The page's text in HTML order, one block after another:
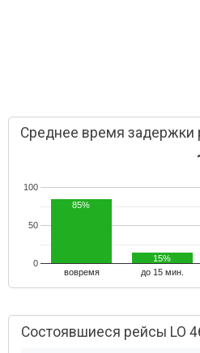
Среднее время задержки
вовремя до 15 мин.
0
50
100
85%
15%
Состоявшиеся рейсы LO